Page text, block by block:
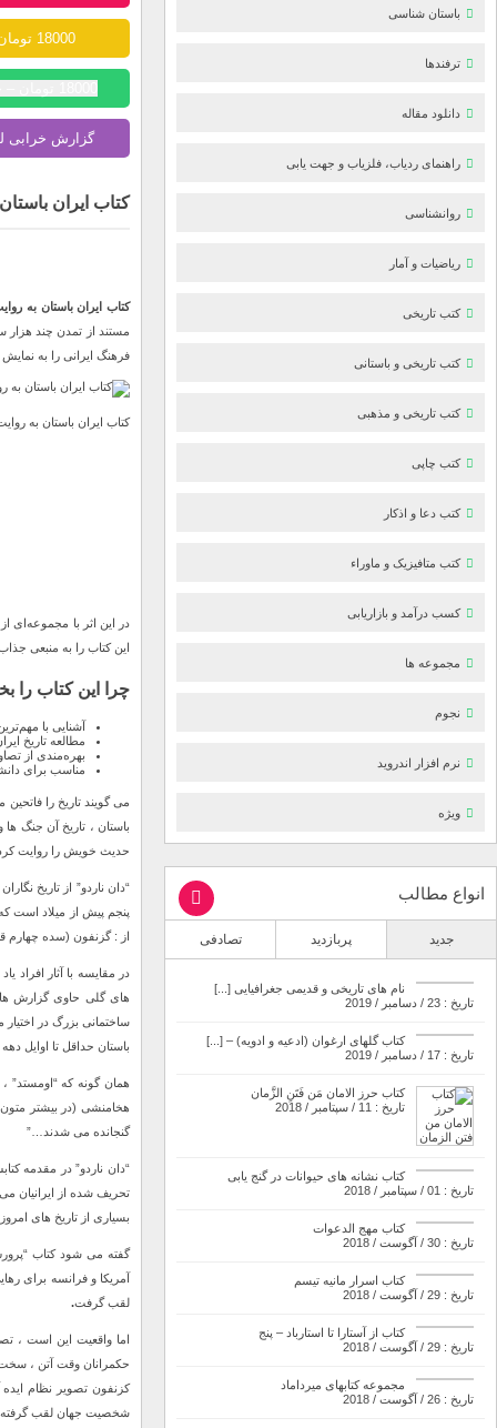
18000 تومان
گزارش خرابی
کتاب ایران
کتاب ایران باستان به
مستند از تمدن چند هزار
فرهنگ ایرانی را به
کتاب ایران باستان به
در این اثر با مجموعه‌ای
این کتاب را به منبعی
چرا این کتاب را
آشنایی با
مطالعه تاریخ
بهره‌مندی از
مناسب برای
می گویند تاریخ را
باستان ، تاریخ آن جنگ
حدیث خویش را روایت
پنجم پیش از میلاد است که
از : گزنفون (سده چهارم
در مقایسه با آثار افراد
های گلی حاوی گزارش
ساختمانی بزرگ در اختیار
باستان حداقل تا اوایل دهه ۱۹۰۰ میلادی تقریبا به طور انحصاری از دریچه چشم یونانیان انجام گرفته است.
همان گونه که “اومستد”
هخامنشی (در بیشتر
گنجانده می شدند…”
“دان ناردو” در مقدمه
تحریف شده از ایرانیان
بسیاری از تاریخ های
آمریکا و فرانسه برای
لقب گرفت.
اما واقعیت این است ،
حکمرانان وقت آتن ،
کزنفون تصویر نظام
شخصیت جهان لقب گرفته
باستان شناسی
ترفندها
دانلود مقاله
راهنمای ردیاب، فلزیاب و جهت یابی
روانشناسی
ریاضیات و آمار
کتب تاریخی
کتب تاریخی و باستانی
کتب تاریخی و مذهبی
کتب چاپی
کتب دعا و اذکار
کتب متافیزیک و ماوراء
کسب درآمد و بازاریابی
مجموعه ها
نجوم
نرم افزار اندروید
ویژه
انواع مطالب
جدید پربازدید تصادفی
نام های تاریخی و قدیمی جغرافیایی [...]
تاریخ : 23 / دسامبر / 2019
کتاب گلهای ارغوان (ادعیه و ادویه) – [...]
تاریخ : 17 / دسامبر / 2019
کتاب حرز الامان مَن فَتَنِ الزَّمان
تاریخ : 11 / سپتامبر / 2018
کتاب نشانه های حیوانات در گنج یابی
تاریخ : 01 / سپتامبر / 2018
کتاب مهج الدعوات
تاریخ : 30 / آگوست / 2018
کتاب اسرار مانیه تیسم
تاریخ : 29 / آگوست / 2018
کتاب از آستارا تا استارباد – پنج
تاریخ : 29 / آگوست / 2018
مجموعه کتابهای میرداماد
تاریخ : 26 / آگوست / 2018